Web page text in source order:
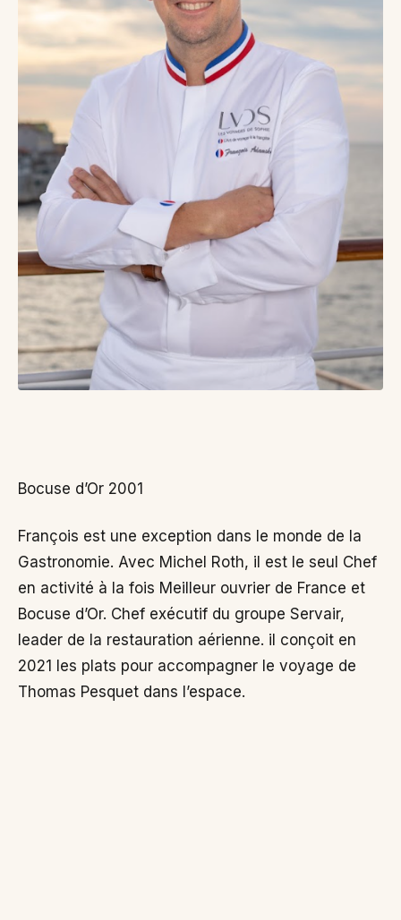
Bocuse d’Or 2001
François est une exception dans le monde de la
Gastronomie. Avec Michel Roth, il est le seul Chef
en activité à la fois Meilleur ouvrier de France et
Bocuse d’Or. Chef exécutif du groupe Servair,
leader de la restauration aérienne. il conçoit en
2021 les plats pour accompagner le voyage de
Thomas Pesquet dans l’espace.